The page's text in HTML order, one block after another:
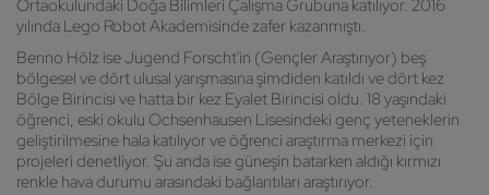
Ortaokulundaki Doğa Bilimleri Çalışma Grubuna katılıyor. 2016
yılında Lego Robot Akademisinde zafer kazanmıştı.
Benno Hölz ise Jugend Forscht'in (Gençler Araştırıyor) beş
bölgesel ve dört ulusal yarışmasına şimdiden katıldı ve dört kez
Bölge Birincisi ve hatta bir kez Eyalet Birincisi oldu. 18 yaşındaki
öğrenci, eski okulu Ochsenhausen Lisesindeki genç yeteneklerin
geliştirilmesine hala katılıyor ve öğrenci araştırma merkezi için
projeleri denetliyor. Şu anda ise güneşin batarken aldığı kırmızı
renkle hava durumu arasındaki bağlantıları araştırıyor.